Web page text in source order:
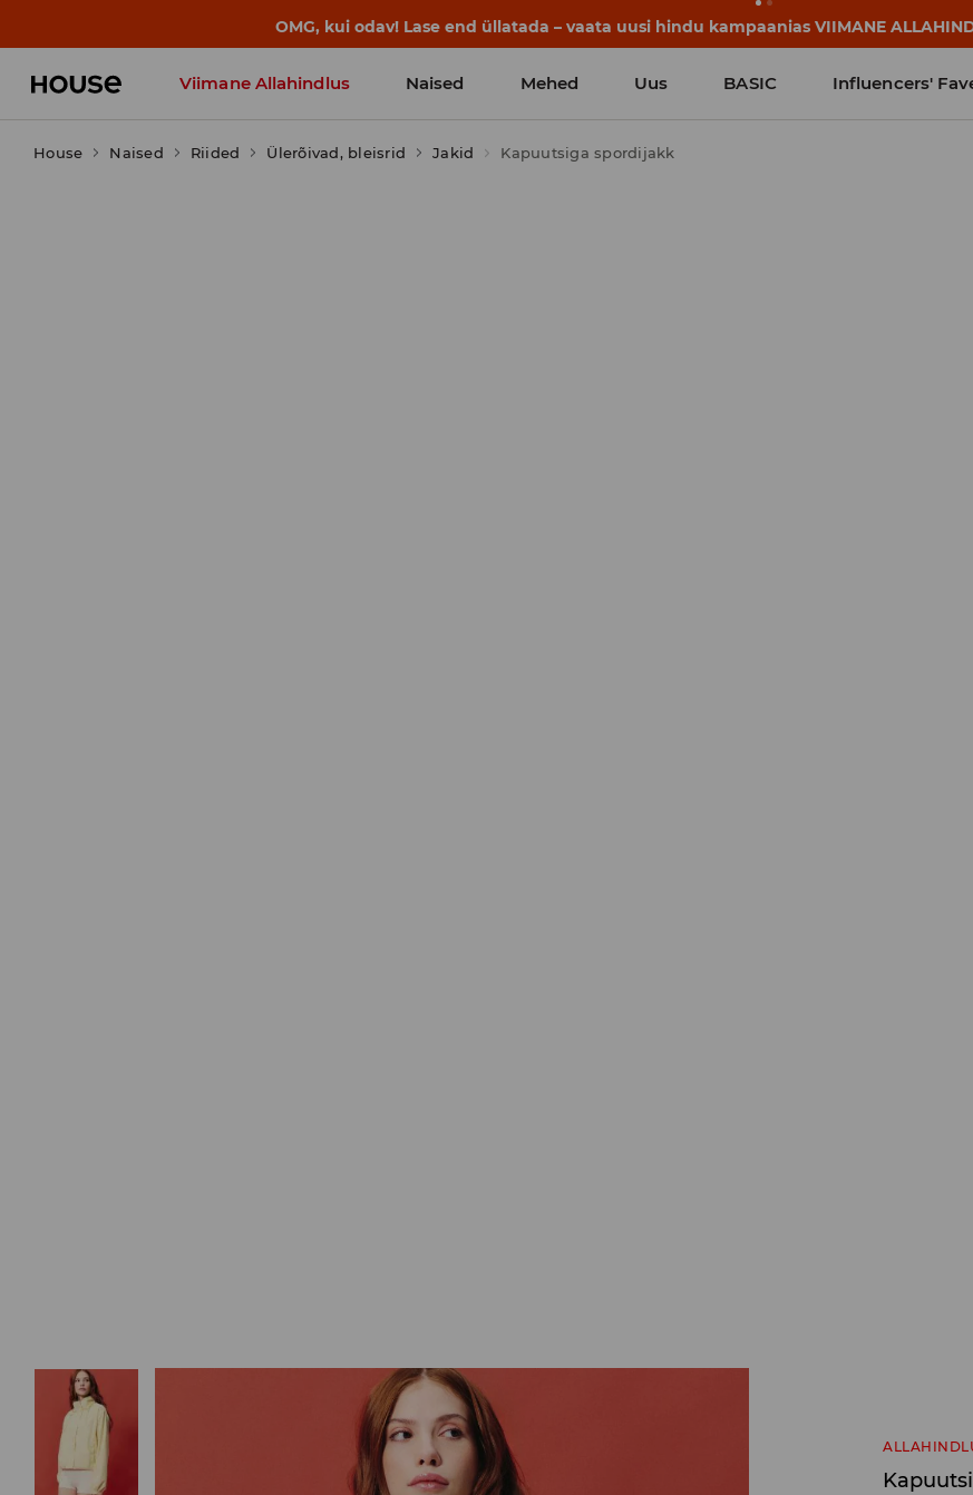
BACK TO SCHOOL📒Parimad lood algavad juba enne esimest koolikella. Alusta uut
Viimane Allahindlus Naised Mehed Uus BASIC Influencers'
House Naised Riided Ülerõivad, bleisrid Jakid Kapuutsiga spordijakk